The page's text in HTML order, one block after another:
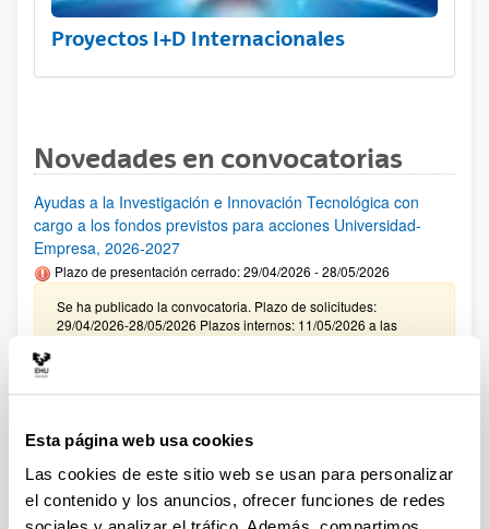
Esta página web usa cookies
Las cookies de este sitio web se usan para personalizar
el contenido y los anuncios, ofrecer funciones de redes
Proyectos I+D Internacionales
Novedades en convocatorias
Ayudas a la Investigación e Innovación Tecnológica con
cargo a los fondos previstos para acciones Universidad-
Empresa, 2026-2027
Plazo de presentación cerrado: 29/04/2026 - 28/05/2026
Se ha publicado la convocatoria. Plazo de solicitudes:
29/04/2026-28/05/2026 Plazos internos: 11/05/2026 a las
CONVOCATORIA INCENTIVACIÓN PARA LA
"PROGRAMA ATRAE 2026"
Plazo de presentación cerrado: 23/04/2026 - 04/06/2026
Envío de la Expresión de Interés. Plazo interno 25 de mayo de
2026. Envío resto de documentación necesaria. Plazo interno